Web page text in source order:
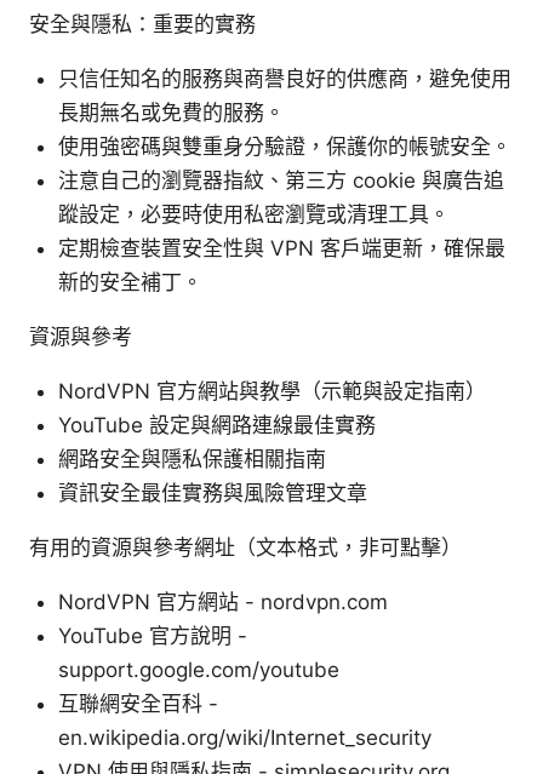
安全與隱私：重要的實務
只信任知名的服務與商譽良好的供應商，避免使用
長期無名或免費的服務。
使用強密碼與雙重身分驗證，保護你的帳號安全。
注意自己的瀏覽器指紋、第三方 cookie 與廣告追
蹤設定，必要時使用私密瀏覽或清理工具。
定期檢查裝置安全性與 VPN 客戶端更新，確保最
新的安全補丁。
資源與參考
NordVPN 官方網站與教學（示範與設定指南）
YouTube 設定與網路連線最佳實務
網路安全與隱私保護相關指南
資訊安全最佳實務與風險管理文章
有用的資源與參考網址（文本格式，非可點擊）
NordVPN 官方網站 - nordvpn.com
YouTube 官方說明 -
support.google.com/youtube
互聯網安全百科 -
en.wikipedia.org/wiki/Internet_security